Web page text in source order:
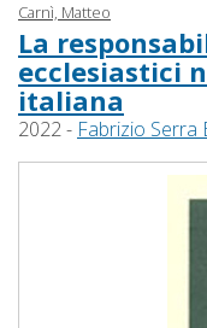
Carnì, Matteo
La
ecclesiastici
italiana
2022 - Fabrizio Serra